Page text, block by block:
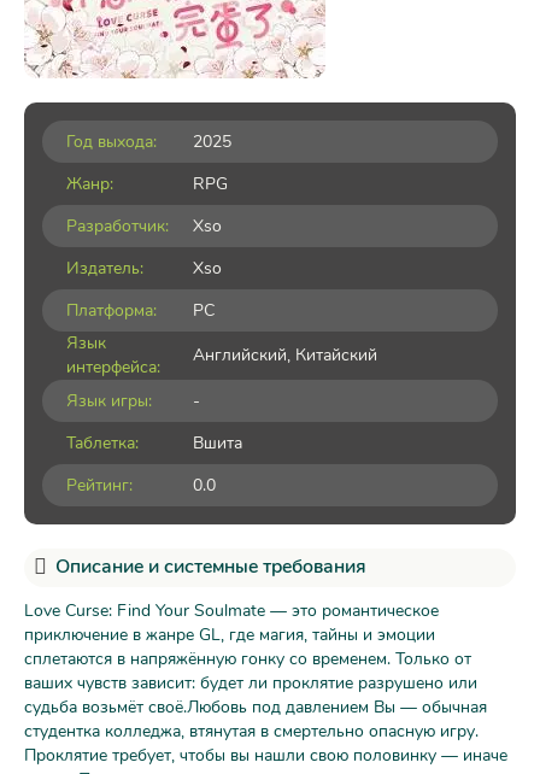
Год выхода:
2025
Жанр:
RPG
Разработчик:
Xso
Издатель:
Xso
Платформа:
PC
Язык
интерфейса:
Английский, Китайский
Язык игры:
-
Таблетка:
Вшита
Рейтинг:
0.0
Описание и системные требования
Love Curse: Find Your Soulmate — это романтическое
приключение в жанре GL, где магия, тайны и эмоции
сплетаются в напряжённую гонку со временем. Только от
ваших чувств зависит: будет ли проклятие разрушено или
судьба возьмёт своё.Любовь под давлением Вы — обычная
студентка колледжа, втянутая в смертельно опасную игру.
Проклятие требует, чтобы вы нашли свою половинку — иначе